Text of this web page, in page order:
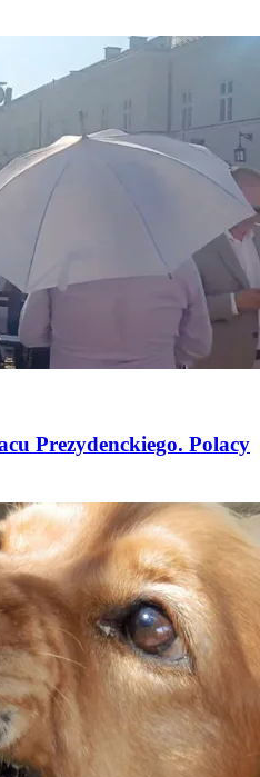
Prezydenckiego. Polacy